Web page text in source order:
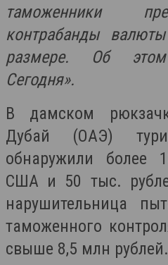
таможенники
контрабанды
размере. Об
Сегодня».
В дамском
Дубай (ОАЭ)
обнаружили более
США и 50 тыс.
нарушительница
таможенного
свыше 8,5 млн рублей.